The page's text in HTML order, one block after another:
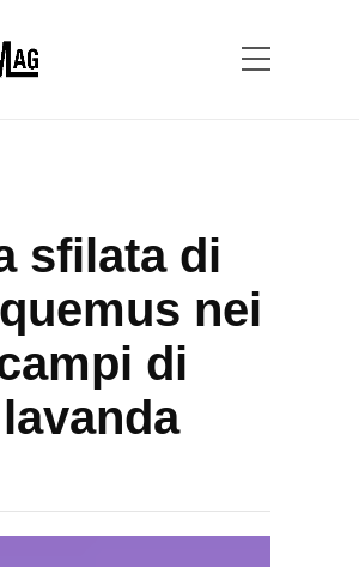
sfilata di
nei
di
lavanda